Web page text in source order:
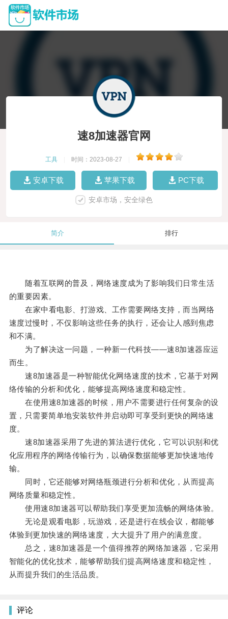
速8加速器官网
工具 时间：2023-08-27
安卓下载 苹果下载 PC下载
安卓市场，安全绿色
简介 排行
随着互联网的普及，网络速度成为了影响我们日常生活
的重要因素。
在家中看电影、打游戏、工作需要网络支持，而当网络
速度过慢时，不仅影响这些任务的执行，还会让人感到焦虑
和不满。
为了解决这一问题，一种新一代科技——速8加速器应运
而生。
速8加速器是一种智能优化网络速度的技术，它基于对网
络传输的分析和优化，能够提高网络速度和稳定性。
在使用速8加速器的时候，用户不需要进行任何复杂的设
置，只需要简单地安装软件并启动即可享受到更快的网络速
度。
速8加速器采用了先进的算法进行优化，它可以识别和优
化应用程序的网络传输行为，以确保数据能够更加快速地传
输。
同时，它还能够对网络瓶颈进行分析和优化，从而提高
网络质量和稳定性。
使用速8加速器可以帮助我们享受更加流畅的网络体验。
无论是观看电影，玩游戏，还是进行在线会议，都能够
体验到更加快速的网络速度，大大提升了用户的满意度。
总之，速8加速器是一个值得推荐的网络加速器，它采用
智能化的优化技术，能够帮助我们提高网络速度和稳定性，
从而提升我们的生活品质。
评论